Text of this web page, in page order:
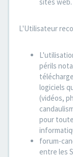
L'Utilisateur
périls
logiciels
(vidéos,
pour
forum-
entre les